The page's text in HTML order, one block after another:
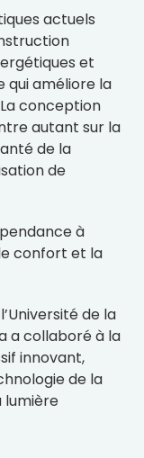
actuels
et
qui améliore la
conception
autant sur la
de la
de
à
confort et la
de la
a collaboré à la
innovant,
de la
lumière